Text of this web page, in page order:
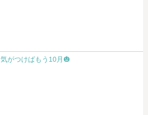
気がつけばもう10月🎃